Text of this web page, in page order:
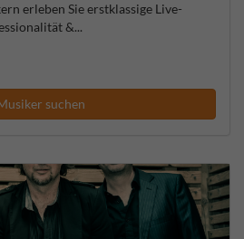
erleben Sie erstklassige Live-
&...
suchen